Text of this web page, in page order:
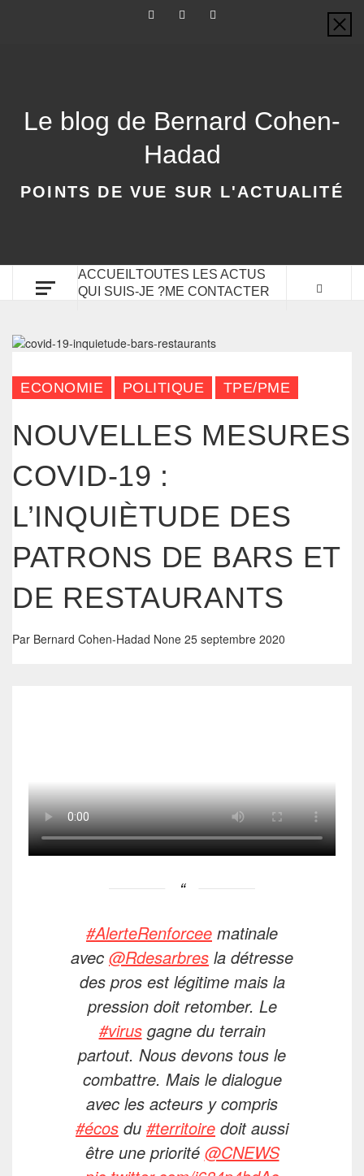
Le blog de Bernard Cohen-
Hadad
POINTS DE VUE SUR L'ACTUALITÉ
ACCUEILTOUTES LES ACTUS
QUI SUIS-JE ?ME CONTACTER
ECONOMIE POLITIQUE TPE/PME
NOUVELLES MESURES
COVID-19 :
L’INQUIÈTUDE DES
PATRONS DE BARS ET
DE RESTAURANTS
Par Bernard Cohen-Hadad None 25 septembre 2020
#AlerteRenforcee matinale
avec @Rdesarbres la détresse
des pros est légitime mais la
pression doit retomber. Le
#virusgagne du terrain
partout. Nous devons tous le
combattre. Mais le dialogue
avec les acteurs y compris
#écos du #territoire doit aussi
être une priorité @CNEWS